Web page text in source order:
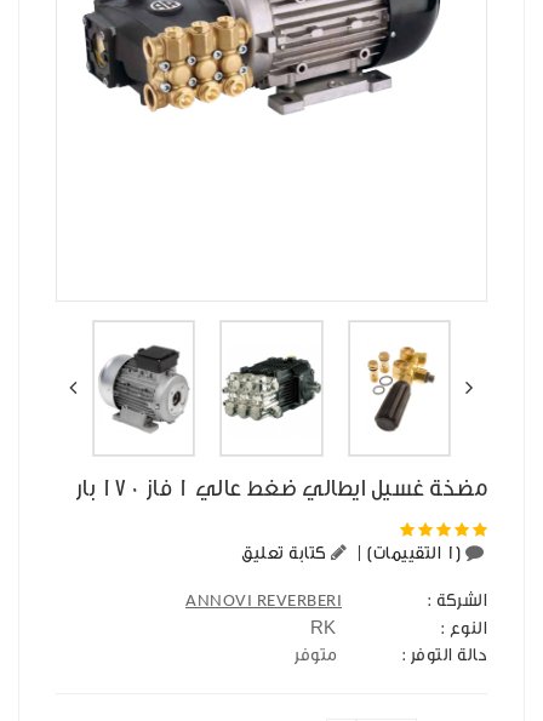
مضخة غسيل ايطالي ضغط عالي 1 فاز 170 بار
(1 التقييمات) كتابة تعليق
الشركة :
ANNOVI REVERBERI
النوع :
حالة التوفر : متوفر